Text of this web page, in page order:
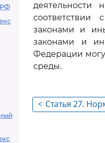
законами и
законами и
Федерации
среды.
< Статья 27.